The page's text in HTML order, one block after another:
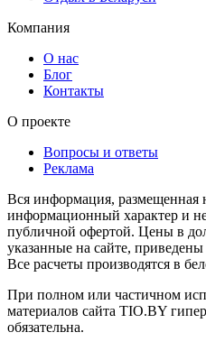
Компания
О нас
Блог
Контакты
О проекте
Вопросы и ответы
Реклама
Вся информация, размещенная
информационный характер и
публичной офертой. Цены в
указанные на сайте,
Все расчеты производятся в
При полном или частичном
материалов сайта TIO.BY
обязательна.